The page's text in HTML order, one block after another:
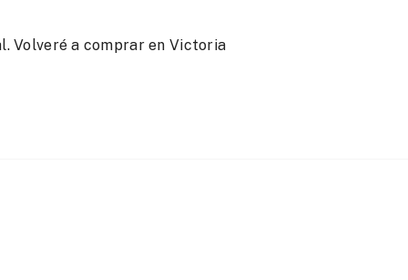
Volveré a comprar en Victoria